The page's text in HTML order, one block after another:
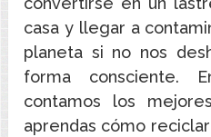
casa y llegar a
planeta si no nos
forma consciente.
contamos los
aprendas cómo